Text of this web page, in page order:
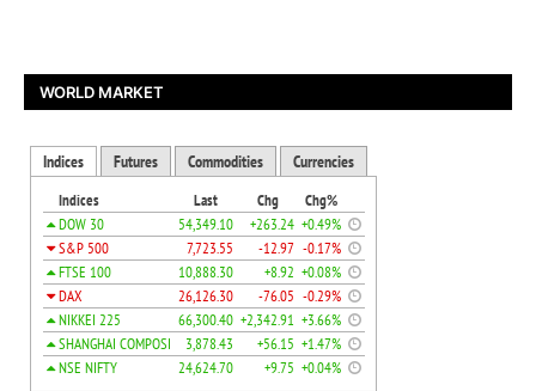
WORLD MARKET